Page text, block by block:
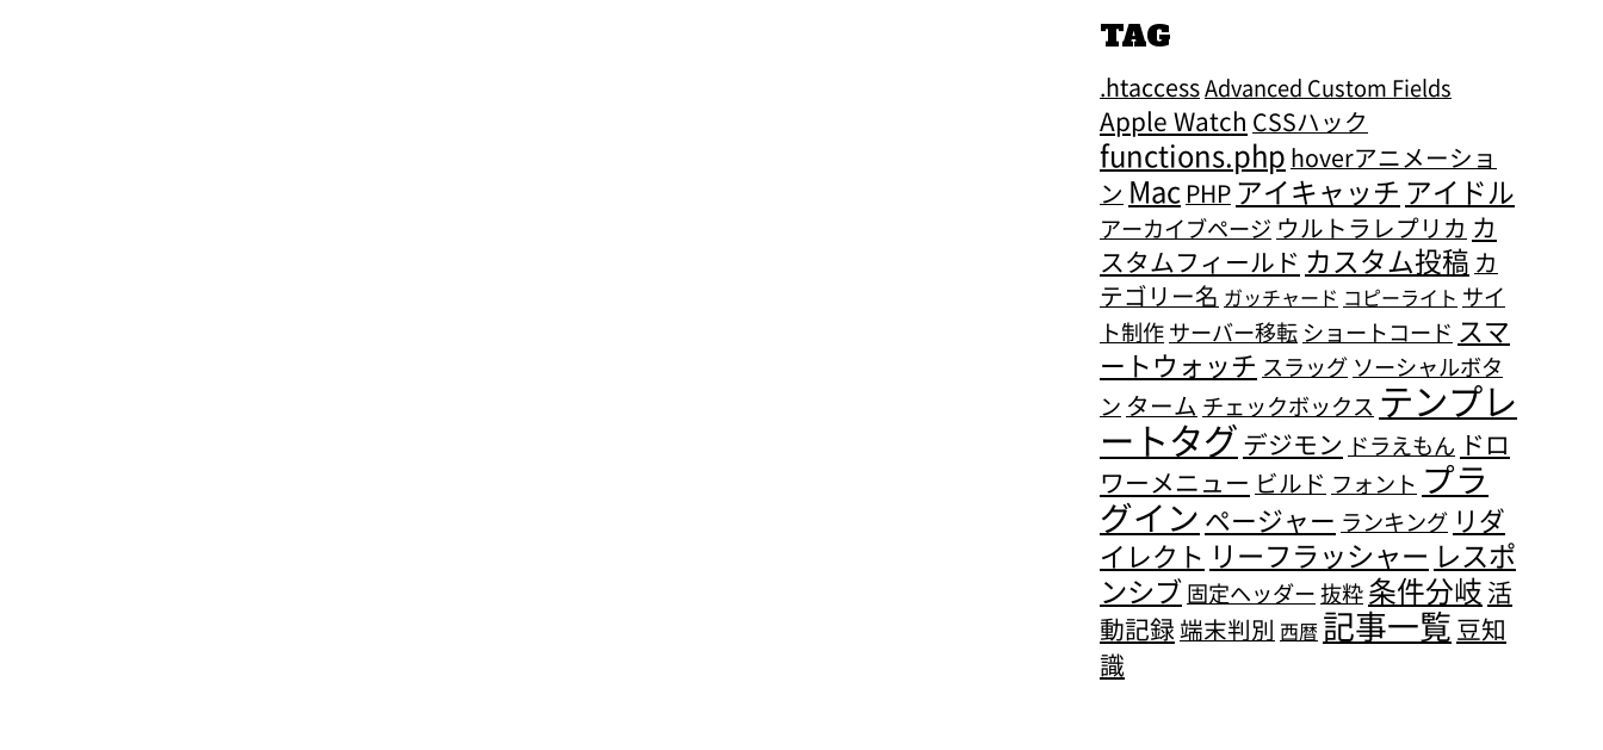
TAG
.htaccessAdvanced Custom Fields
Apple Watch CSSハック
functions.php hoverアニメーショ
ン Mac PHP アイキャッチ アイドル
アーカイブページ ウルトラレプリカ カ
スタムフィールド カスタム投稿 カ
テゴリー名 ガッチャード コピーライト サイ
ト制作サーバー移転 ショートコード スマ
ートウォッチ スラッグ ソーシャルボタ
ン ターム チェックボックス テンプレ
ートタグ デジモン ドラえもん ドロ
ワーメニュー ビルド フォント プラ
グイン ページャー ランキング リダ
イレクト リーフラッシャー レスポ
ンシブ固定ヘッダー抜粋条件分岐 活
動記録端末判別 西暦 記事一覧 豆知
識